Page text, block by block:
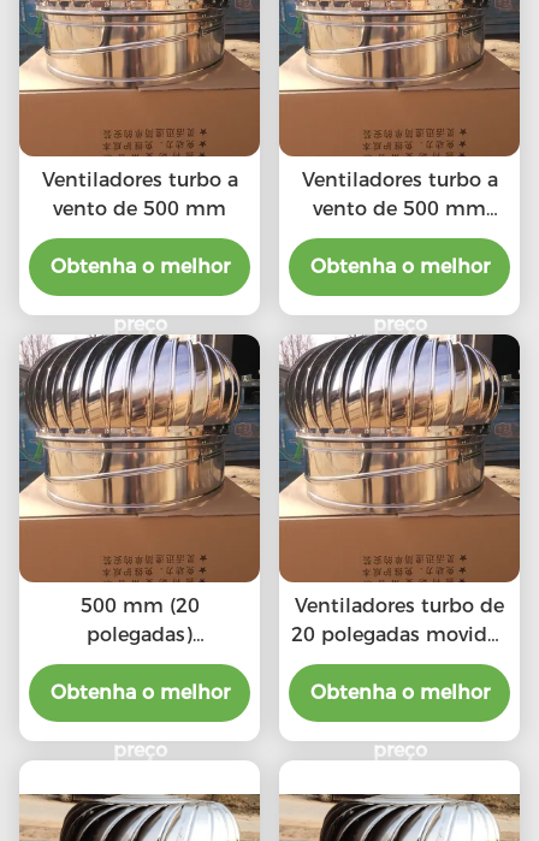
diretamente à
chaminé e tubo de
escape, etc.
Ventiladores turbo a
vento de 500 mm
Obtenha o melhor
preço
Ventiladores turbo a
vento de 500 mm
(20")
Obtenha o melhor
preço
500 mm (20
polegadas)
Ventiladores turbo a
vento
Obtenha o melhor
preço
Ventiladores turbo de
20 polegadas movidos
pelo vento
Obtenha o melhor
preço